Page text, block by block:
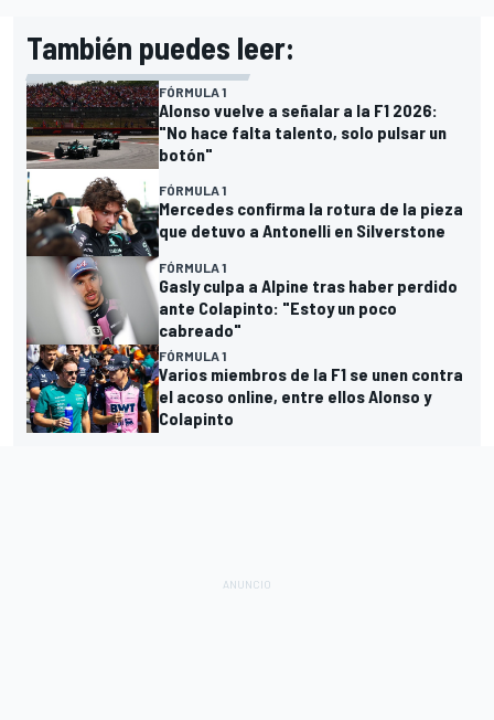
También puedes leer:
FÓRMULA 1
Alonso vuelve a señalar a la F1 2026:
"No hace falta talento, solo pulsar un
botón"
FÓRMULA 1
Mercedes confirma la rotura de la pieza
que detuvo a Antonelli en Silverstone
FÓRMULA 1
Gasly culpa a Alpine tras haber perdido
ante Colapinto: "Estoy un poco
cabreado"
FÓRMULA 1
Varios miembros de la F1 se unen contra
el acoso online, entre ellos Alonso y
Colapinto